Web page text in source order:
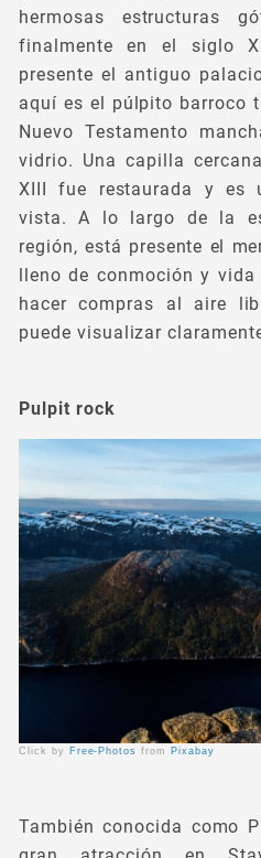
hermosas estructuras
finalmente en el siglo
presente el antiguo
aquí es el púlpito barroco
Nuevo Testamento
vidrio. Una capilla
XIII fue restaurada y es
vista. A lo largo de la
región, está presente el
lleno de conmoción y
hacer compras al aire
puede visualizar
Click by Free-Photosfrom Pixabay
Pulpit rock
También conocida como